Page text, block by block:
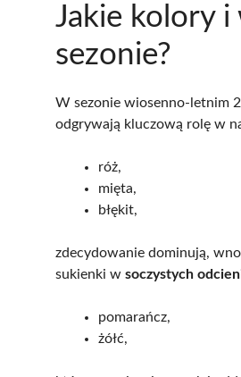
Jakie kolory
sezonie?
W sezonie wiosenno-letnim
odgrywają kluczową rolę w
róż,
mięta,
błękit,
zdecydowanie dominują,
sukienki w soczystych
pomarańcz,
żółć,